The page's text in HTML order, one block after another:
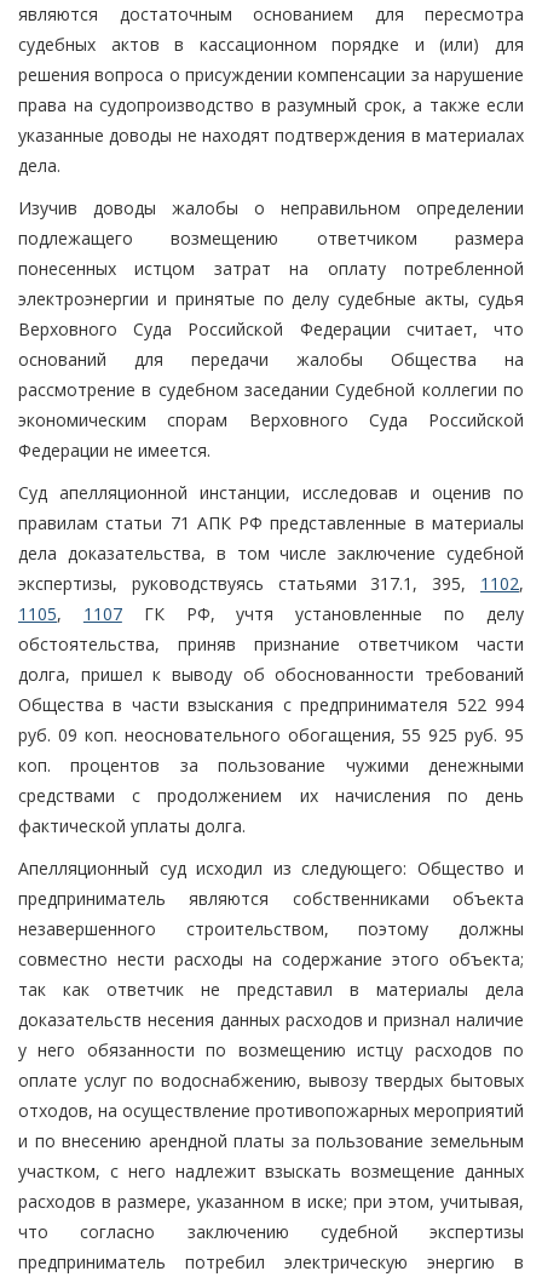
являются достаточным основанием для пересмотра
судебных актов в кассационном порядке и (или) для
решения вопроса о присуждении компенсации за нарушение
права на судопроизводство в разумный срок, а также если
указанные доводы не находят подтверждения в материалах
дела.
Изучив доводы жалобы о неправильном определении
подлежащего возмещению ответчиком размера
понесенных истцом затрат на оплату потребленной
электроэнергии и принятые по делу судебные акты, судья
Верховного Суда Российской Федерации считает, что
оснований для передачи жалобы Общества на
рассмотрение в судебном заседании Судебной коллегии по
экономическим спорам Верховного Суда Российской
Федерации не имеется.
Суд апелляционной инстанции, исследовав и оценив по
правилам статьи 71 АПК РФ представленные в материалы
дела доказательства, в том числе заключение судебной
экспертизы, руководствуясь статьями 317.1, 395, 1102,
1105, 1107ГК РФ, учтя установленные по делу
обстоятельства, приняв признание ответчиком части
долга, пришел к выводу об обоснованности требований
Общества в части взыскания с предпринимателя 522 994
руб. 09 коп. неосновательного обогащения, 55 925 руб. 95
коп. процентов за пользование чужими денежными
средствами с продолжением их начисления по день
фактической уплаты долга.
Апелляционный суд исходил из следующего: Общество и
предприниматель являются собственниками объекта
незавершенного строительством, поэтому должны
совместно нести расходы на содержание этого объекта;
так как ответчик не представил в материалы дела
доказательств несения данных расходов и признал наличие
у него обязанности по возмещению истцу расходов по
оплате услуг по водоснабжению, вывозу твердых бытовых
отходов, на осуществление противопожарных мероприятий
и по внесению арендной платы за пользование земельным
участком, с него надлежит взыскать возмещение данных
расходов в размере, указанном в иске; при этом, учитывая,
что согласно заключению судебной экспертизы
предприниматель потребил электрическую энергию в